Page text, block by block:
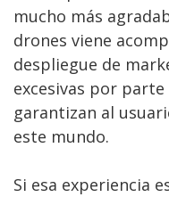
mucho más
drones viene
despliegue de
excesivas por
garantizan al
este mundo.
Si esa experiencia